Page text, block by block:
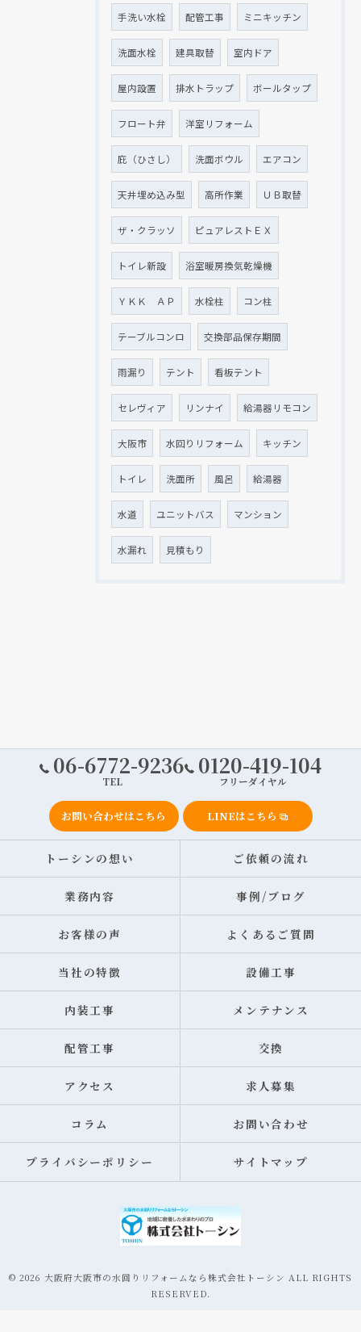
手洗い水栓 配管工事 ミニキッチン
洗面水栓 建具取替 室内ドア
屋内設置 排水トラップ ボールタップ
フロート弁 洋室リフォーム
庇（ひさし） 洗面ボウル エアコン
天井埋め込み型 高所作業 ＵＢ取替
ザ・クラッソ ピュアレストＥＸ
トイレ新設 浴室暖房換気乾燥機
ＹＫＫ ＡＰ 水栓柱 コン柱
テーブルコンロ 交換部品保存期間
雨漏り テント 看板テント
セレヴィア リンナイ 給湯器リモコン
大阪市 水回りリフォーム キッチン
トイレ 洗面所 風呂 給湯器
水道 ユニットバス マンション
水漏れ 見積もり
06-6772-9236
TEL
0120-419-104
フリーダイヤル
お問い合わせはこちら LINEはこちら
トーシンの想い ご依頼の流れ
業務内容 事例/ブログ
お客様の声 よくあるご質問
当社の特徴 設備工事
内装工事 メンテナンス
配管工事 交換
アクセス 求人募集
コラム お問い合わせ
プライバシーポリシー サイトマップ
© 2026 大阪府大阪市の水回りリフォームなら株式会社トーシン ALL RIGHTS
RESERVED.